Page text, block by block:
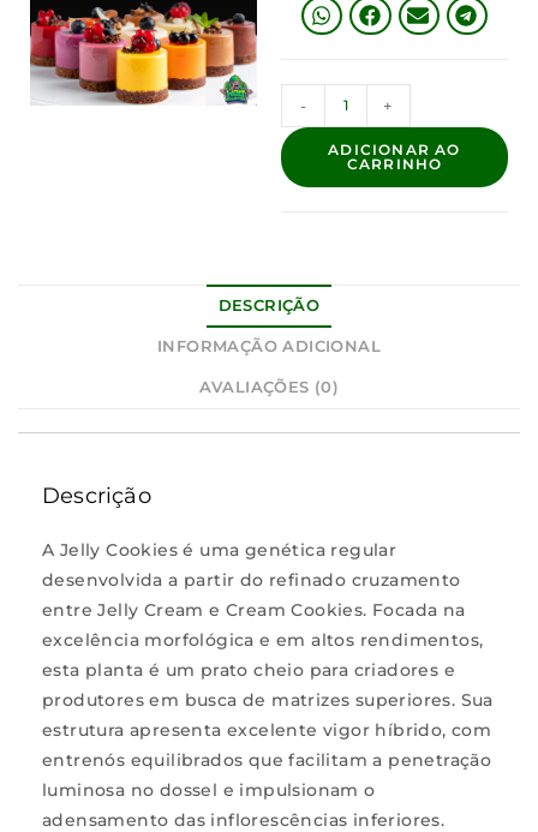
- +
ADICIONAR AO
CARRINHO
DESCRIÇÃO
INFORMAÇÃO ADICIONAL
AVALIAÇÕES (0)
Descrição
A Jelly Cookies é uma genética regular
desenvolvida a partir do refinado cruzamento
entre Jelly Cream e Cream Cookies. Focada na
excelência morfológica e em altos rendimentos,
esta planta é um prato cheio para criadores e
produtores em busca de matrizes superiores. Sua
estrutura apresenta excelente vigor híbrido, com
entrenós equilibrados que facilitam a penetração
luminosa no dossel e impulsionam o
adensamento das inflorescências inferiores.